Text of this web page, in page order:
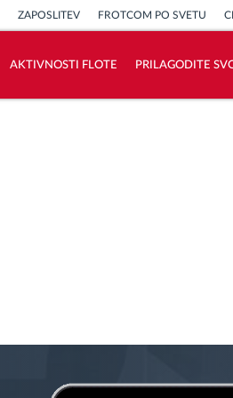
ZAPOSLITEV FROTCOM PO SVETU
AKTIVNOSTI FLOTE PRILAGODITE